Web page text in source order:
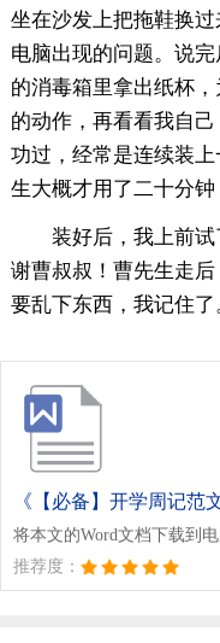
坐在沙发上把拖鞋换
电脑出现的问题。说
的消毒箱里拿出纸杯
的动作，再看看我自
功过，经常是连续装
生大概才用了二十分钟
装好后，我上前
谢曹叔叔！曹先生走
要乱下东西，我记住了
《【必备】开学周记范
将本文的Word文档下载到
推荐度：